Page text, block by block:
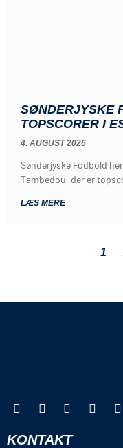
SØNDERJYSKE
TOPSCORER I
4. AUGUST 2026
Sønderjyske Fodbold
Tambedou, der er
LÆS MERE
1
KONTAKT